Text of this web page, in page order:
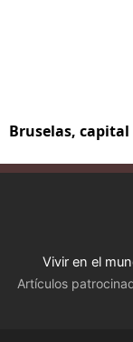
Bruselas,
Vivir en el
Artículos